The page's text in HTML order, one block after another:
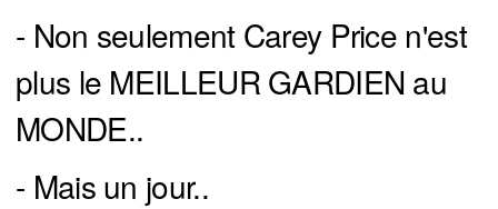
- Non seulement Carey Price n'est
plus le MEILLEUR GARDIEN au
MONDE..
- Mais un jour..